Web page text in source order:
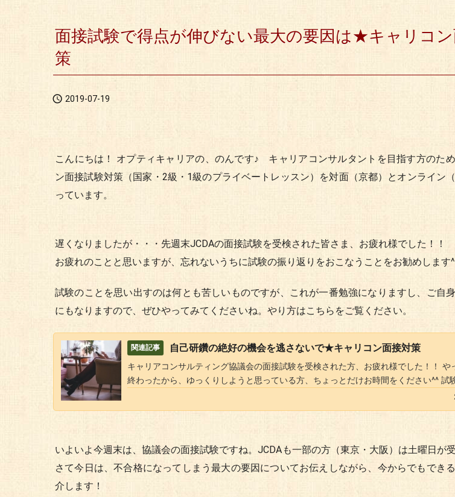
面接試験で得点が伸びない最大の要因は★キャリコ
策
 2019-07-19
こんにちは！ オプティキャリアの、のんです♪ キャリアコンサルタントを目指す方のた
ン面接試験対策（国家・2級・1級のプライベートレッスン）を対面（京都）とオンライン
っています。
遅くなりましたが・・・先週末JCDAの面接試験を受検された皆さま、お疲れ様でした！！
お疲れのことと思いますが、忘れないうちに試験の振り返りをおこなうことをお勧めします
試験のことを思い出すのは何とも苦しいものですが、これが一番勉強になりますし、ご自
にもなりますので、ぜひやってみてくださいね。やり方はこちらをご覧ください。
自己研鑽の絶好の機会を逃さないで★キャリコン面接対策
キャリアコンサルティング協議会の面接試験を受検された方、お疲れ様でした！！ や
終わったから、ゆっくりしようと思っている方、ちょっとだけお時間をください^^ 試
いよいよ今週末は、協議会の面接試験ですね。JCDAも一部の方（東京・大阪）は土曜日が受
さて今日は、不合格になってしまう最大の要因についてお伝えしながら、今からでもでき
介します！